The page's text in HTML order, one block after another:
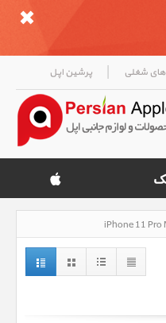
شغلی | پرشین اپل